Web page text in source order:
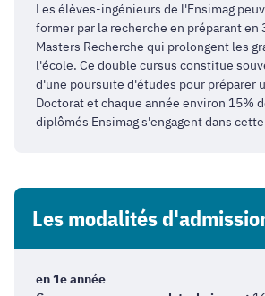
Les élèves-ingénieurs de l'Ensimag
former par la recherche en préparant en
Masters Recherche qui prolongent les
l'école. Ce double cursus constitue
d'une poursuite d'études pour préparer
Doctorat et chaque année environ 15%
diplômés Ensimag s'engagent dans
Les modalités
en 1e année